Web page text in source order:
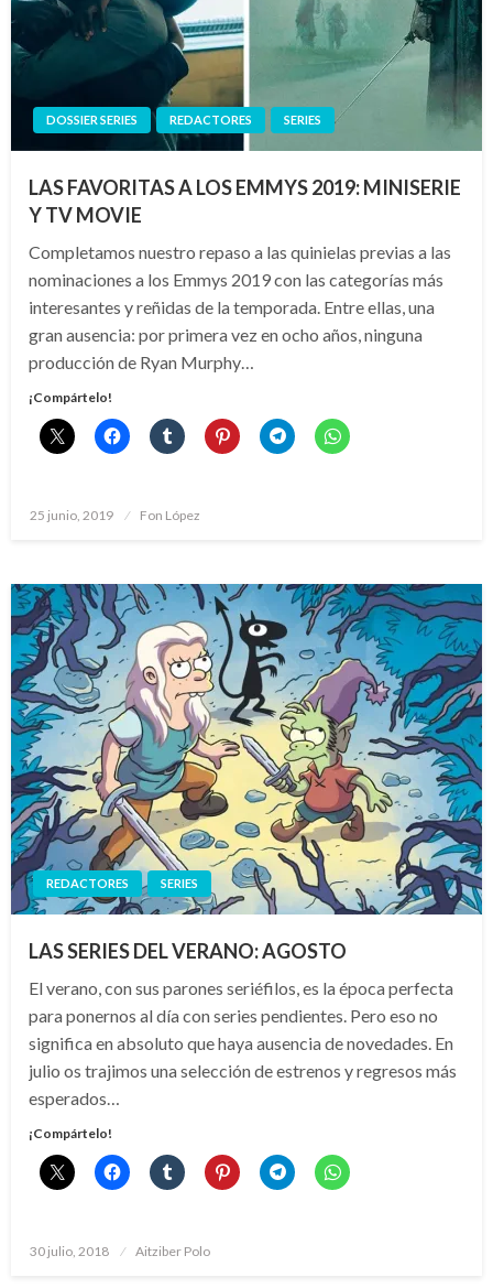
DOSSIER SERIES REDACTORES SERIES
LAS FAVORITAS A LOS EMMYS 2019: MINISERIE
Y TV MOVIE
Completamos nuestro repaso a las quinielas previas a las
nominaciones a los Emmys 2019 con las categorías más
interesantes y reñidas de la temporada. Entre ellas, una
gran ausencia: por primera vez en ocho años, ninguna
producción de Ryan Murphy…
¡Compártelo!
Publicado
25 junio, 2019 Fon López
REDACTORES SERIES
LAS SERIES DEL VERANO: AGOSTO
El verano, con sus parones seriéfilos, es la época perfecta
para ponernos al día con series pendientes. Pero eso no
significa en absoluto que haya ausencia de novedades. En
julio os trajimos una selección de estrenos y regresos más
esperados…
¡Compártelo!
Publicado
30 julio, 2018 Aitziber Polo